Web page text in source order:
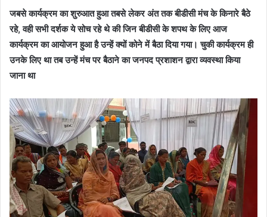
जबसे कार्यक्रम का शुरुआत हुआ तबसे लेकर अंत तक बीडीसी मंच के किनारे बैठे
रहे, वही सभी दर्शक ये सोच रहे थे की जिन बीडीसी के शपथ के लिए आज
कार्यक्रम का आयोजन हुआ है उन्हें क्यों कोने में बैठा दिया गया। चुकी कार्यक्रम ही
उनके लिए था तब उन्हें मंच पर बैठाने का जनपद प्रशाशन द्वारा व्यवस्था किया
जाना था